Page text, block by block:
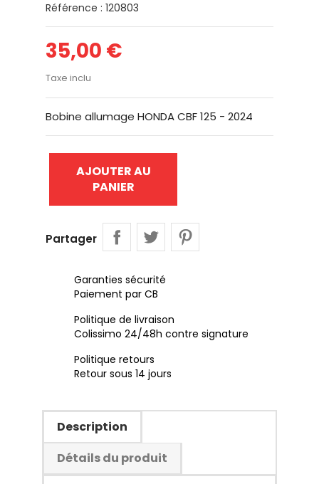
Référence : 120803
35,00 €
Taxe inclu
Bobine allumage HONDA CBF 125 - 2024
AJOUTER AU
PANIER
Partager
Garanties sécurité
Paiement par CB
Politique de livraison
Colissimo 24/48h contre signature
Politique retours
Retour sous 14 jours
Description
Détails du produit